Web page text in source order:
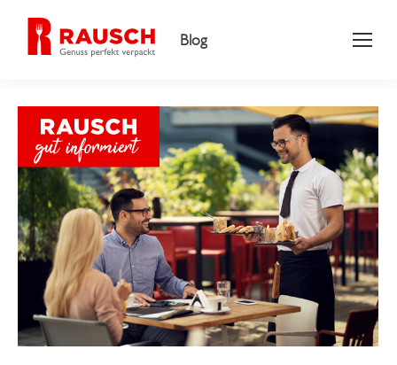
Blog